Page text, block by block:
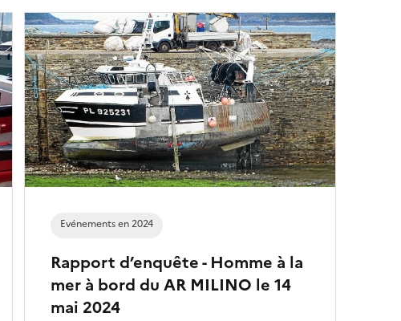
i
e
r
l
e
s
a
r
t
i
c
l
Rapport d’enquête - Homme à la
mer à bord du AR MILINO le 14
mai 2024
Evénements en 2024